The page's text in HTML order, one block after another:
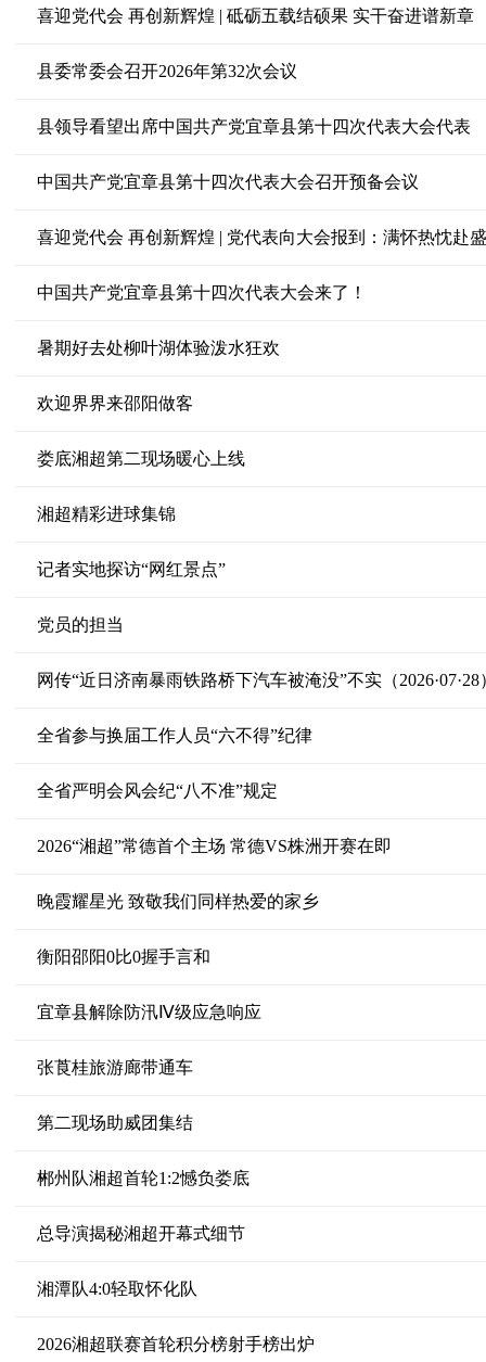
喜迎党代会 再创新辉煌 | 砥砺五载结硕果 实干奋进谱新章
县委常委会召开2026年第32次会议
县领导看望出席中国共产党宜章县第十四次代表大会代表
中国共产党宜章县第十四次代表大会召开预备会议
喜迎党代会 再创新辉煌 | 党代表向大会报到：满怀热忱赴
中国共产党宜章县第十四次代表大会来了！
暑期好去处柳叶湖体验泼水狂欢
欢迎界界来邵阳做客
娄底湘超第二现场暖心上线
湘超精彩进球集锦
记者实地探访“网红景点”
党员的担当
网传“近日济南暴雨铁路桥下汽车被淹没”不实（2026·07·28
全省参与换届工作人员“六不得”纪律
全省严明会风会纪“八不准”规定
2026“湘超”常德首个主场 常德VS株洲开赛在即
晚霞耀星光 致敬我们同样热爱的家乡
衡阳邵阳0比0握手言和
宜章县解除防汛Ⅳ级应急响应
张莨桂旅游廊带通车
第二现场助威团集结
郴州队湘超首轮1:2憾负娄底
总导演揭秘湘超开幕式细节
湘潭队4:0轻取怀化队
2026湘超联赛首轮积分榜射手榜出炉